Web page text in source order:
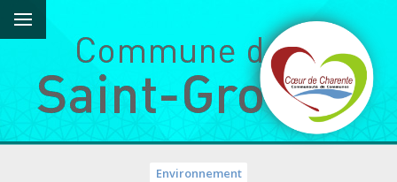
Environnement